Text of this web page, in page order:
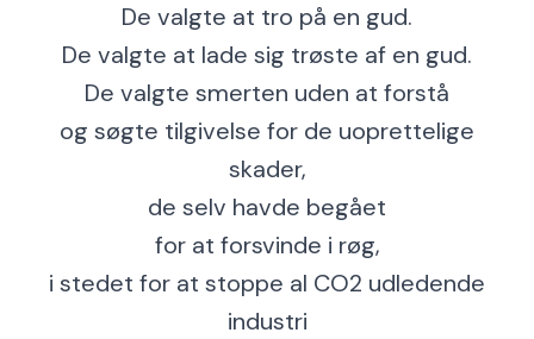
De valgte at tro på en gud.
De valgte at lade sig trøste af en gud.
De valgte smerten uden at forstå
og søgte tilgivelse for de uoprettelige
skader,
de selv havde begået
for at forsvinde i røg,
i stedet for at stoppe al CO2 udledende
industri